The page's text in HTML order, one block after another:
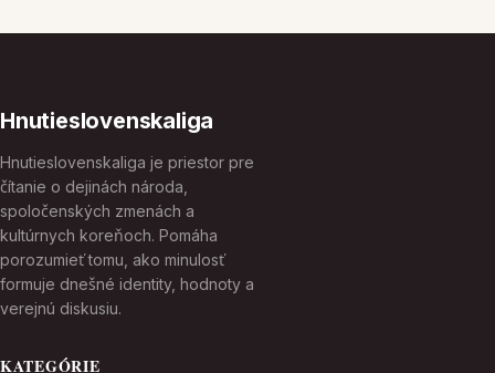
Hnutieslovenskaliga
Hnutieslovenskaliga je priestor pre
čítanie o dejinách národa,
spoločenských zmenách a
kultúrnych koreňoch. Pomáha
porozumieť tomu, ako minulosť
formuje dnešné identity, hodnoty a
verejnú diskusiu.
KATEGÓRIE